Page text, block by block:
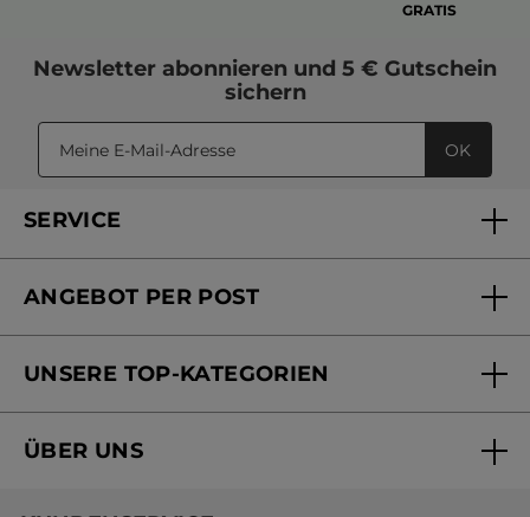
GRATIS
Newsletter abonnieren und 5 € Gutschein
sichern
OK
SERVICE
Mein Konto
Online Preisliste
ANGEBOT PER POST
Versandhandel Preisliste
UNSERE TOP-KATEGORIEN
Black Friday Yves Rocher
ÜBER UNS